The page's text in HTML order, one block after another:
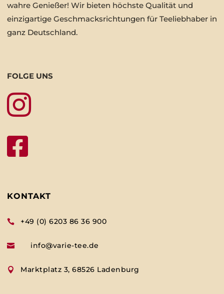
wahre Genießer! Wir bieten höchste Qualität und
einzigartige Geschmacksrichtungen für Teeliebhaber in
ganz Deutschland.
FOLGE UNS


KONTAKT
 +49 (0) 6203 86 36 900
 info@varie-tee.de
 Marktplatz 3, 68526 Ladenburg